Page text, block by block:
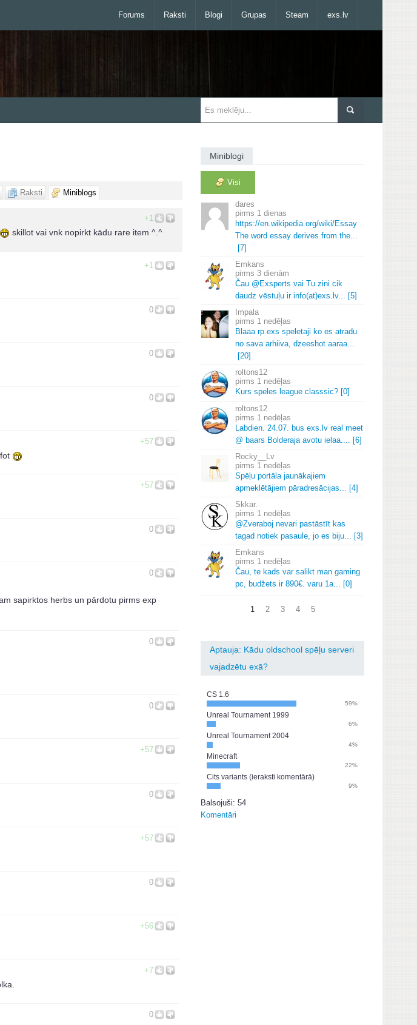
Forums Raksti Blogi Grupas Steam exs.lv
Raksti Miniblogs
+1
skillot vai vnk nopirkt kādu rare item ^.^
+1
0
0
0
+57
+57
0
0
sapirktos herbs un pārdotu pirms exp
0
0
+57
0
+57
0
+56
+7
0
Miniblogi
Visi
dares
1 dienas
https://en.wikipedia.org/wiki/Essay
The word essay derives from the...
[7]
Emkans
3 dienām
Čau @Exsperts vai Tu zini cik
daudz vēstuļu ir info(at)exs. lv... [5]
Impala
1 nedēļas
Blaaa rp.exs speletaji ko es atradu
no sava arhiiva, dzeeshot aaraa...
[20]
roltons12
1 nedēļas
Kurs speles league classsic? [0]
roltons12
1 nedēļas
Labdien. 24.07. bus exs. lv real meet
@ baars Bolderaja avotu ielaa.... [6]
Rocky__Lv
1 nedēļas
Spēļu portāla jaunākajiem
apmeklētājiem pāradresācijas... [4]
Skkar.
1 nedēļas
@Zveraboj nevari pastāstīt kas
tagad notiek pasaule, jo es biju... [3]
Emkans
1 nedēļas
Čau, te kads var salikt man gaming
pc, budžets ir 890€. varu 1a... [0]
1 2 3 4 5
Aptauja: Kādu oldschool spēļu serveri
vajadzētu exā?
CS 1.6
59%
Unreal Tournament 1999
6%
Unreal Tournament 2004
4%
Minecraft
22%
Cits variants (ieraksti komentārā)
9%
Balsojuši: 54
Komentāri